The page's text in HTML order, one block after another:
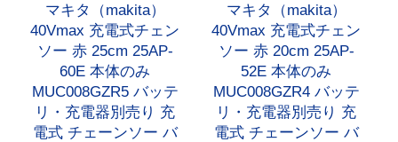
マキタ（makita）
40Vmax 充電式チェン
ソー 赤 25cm 25AP-
60E 本体のみ
MUC008GZR5 バッテ
リ・充電器別売り 充
電式 チェーンソー バ
マキタ（makita）
40Vmax 充電式チェン
ソー 赤 20cm 25AP-
52E 本体のみ
MUC008GZR4 バッテ
リ・充電器別売り 充
電式 チェーンソー バ